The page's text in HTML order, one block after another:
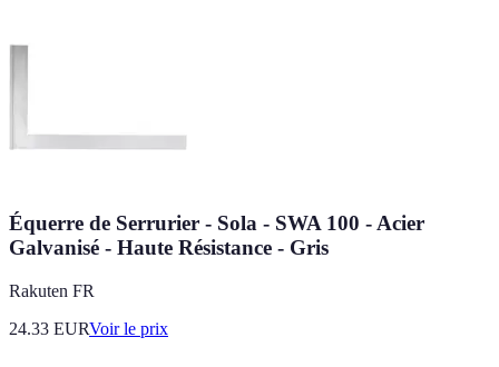
Équerre de Serrurier - Sola - SWA 100 - Acier
Galvanisé - Haute Résistance - Gris
Rakuten FR
24.33 EURVoir le prix